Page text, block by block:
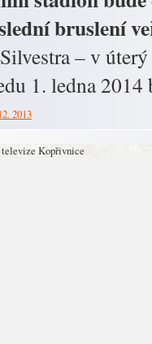
bruslení
– v
1. ledna
2013
Kopřivnice